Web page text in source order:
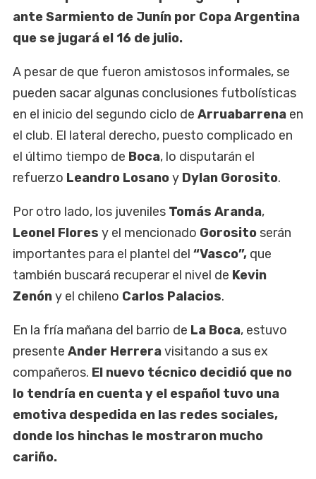
ante Sarmiento de Junín por Copa Argentina
que se jugará el 16 de julio.
A pesar de que fueron amistosos informales, se
pueden sacar algunas conclusiones futbolísticas
en el inicio del segundo ciclo de Arruabarrena en
el club. El lateral derecho, puesto complicado en
el último tiempo de Boca, lo disputarán el
refuerzo Leandro Losanoy Dylan Gorosito.
Por otro lado, los juveniles Tomás Aranda,
Leonel Flores y el mencionado Gorosito serán
importantes para el plantel del “Vasco”, que
también buscará recuperar el nivel de Kevin
Zenóny el chileno Carlos Palacios.
En la fría mañana del barrio de La Boca, estuvo
presente Ander Herreravisitando a sus ex
compañeros. El nuevo técnico decidió que no
lo tendría en cuenta y el español tuvo una
emotiva despedida en las redes sociales,
donde los hinchas le mostraron mucho
cariño.